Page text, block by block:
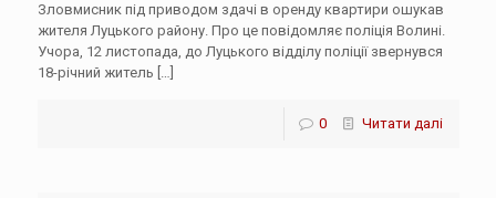
Зловмисник під приводом здачі в оренду квартири ошукав
жителя Луцького району. Про це повідомляє поліція Волині.
Учора, 12 листопада, до Луцького відділу поліції звернувся
18-річний житель […]
0 Читати далі